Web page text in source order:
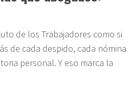
de los Trabajadores como si
de cada despido, cada nómina
personal. Y eso marca la